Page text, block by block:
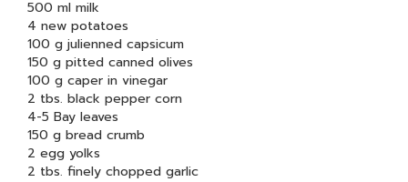
500 ml milk
4 new potatoes
100 g julienned capsicum
150 g pitted canned olives
100 g caper in vinegar
2 tbs. black pepper corn
4-5 Bay leaves
150 g bread crumb
2 egg yolks
2 tbs. finely chopped garlic